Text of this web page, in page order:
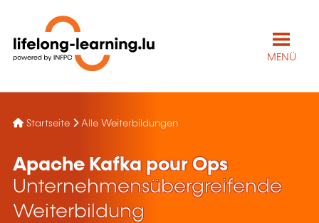
MENÜ
Startseite Alle Weiterbildungen
Apache Kafka pour Ops
Unternehmensübergreifende
Weiterbildung